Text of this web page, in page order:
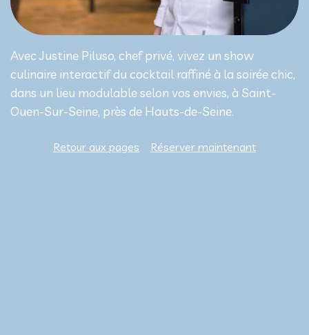
Avec Justine Piluso, chef privé, vivez un show
culinaire interactif du cocktail raffiné à la soirée chic,
dans un lieu modulable selon vos envies, à Saint-
Ouen-Sur-Seine, près de Hauts-de-Seine.
Retour aux pages Réserver maintenant